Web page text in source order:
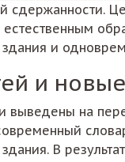
и
и
на
В